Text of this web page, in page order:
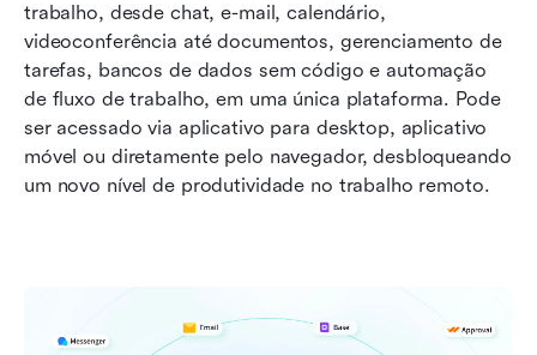
trabalho, desde chat, e-mail, calendário,
videoconferência até documentos, gerenciamento de
tarefas, bancos de dados sem código e automação
de fluxo de trabalho, em uma única plataforma. Pode
ser acessado via aplicativo para desktop, aplicativo
móvel ou diretamente pelo navegador, desbloqueando
um novo nível de produtividade no trabalho remoto.